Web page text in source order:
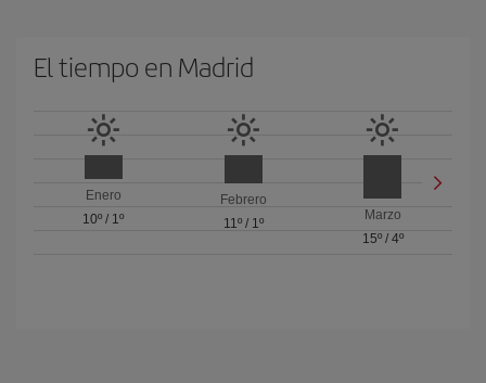
El tiempo en Madrid
Enero
10º / 1º
Febrero
11º/ 1º
Marzo
15º/ 4º